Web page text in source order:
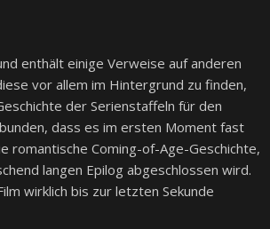
enthält einige Verweise auf anderen
vor allem im Hintergrund zu finden,
der Serienstaffeln für den
dass es im ersten Moment fast
romantische Coming-of-Age-Geschichte,
langen Epilog abgeschlossen wird.
wirklich bis zur letzten Sekunde